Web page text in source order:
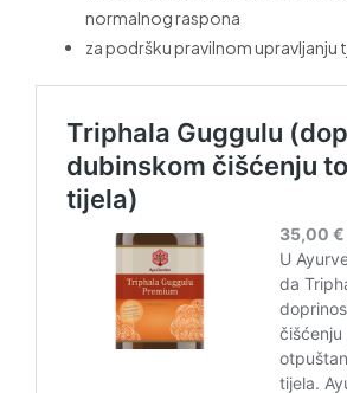
normalnog raspona
za podršku pravilnom upravljanju